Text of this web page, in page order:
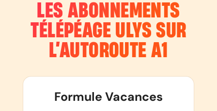
LES ABONNEMENTS
TÉLÉPÉAGE ULYS SUR
L’AUTOROUTEA1
Formule Vacances